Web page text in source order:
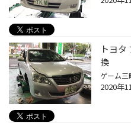
トヨ
換
2020年